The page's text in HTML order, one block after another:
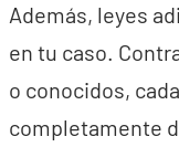
Además, leyes
en tu caso.
o conocidos,
completamente